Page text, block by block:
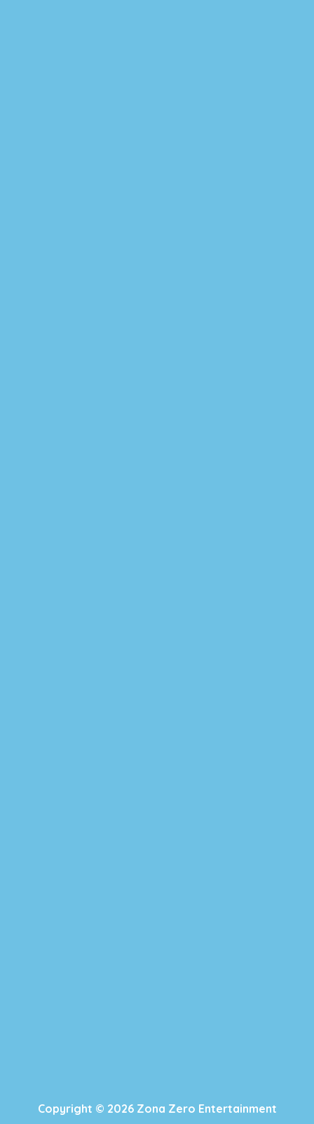
Copyright © 2026 Zona Zero Entertainment